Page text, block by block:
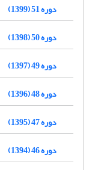
دوره 51 (1399)
دوره 50 (1398)
دوره 49 (1397)
دوره 48 (1396)
دوره 47 (1395)
دوره 46 (1394)